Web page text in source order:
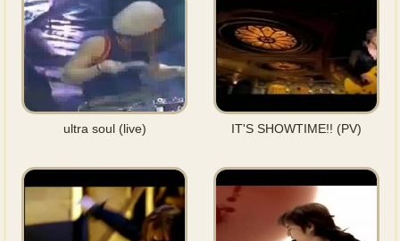
ultra soul (live) IT'S SHOWTIME!! (PV)